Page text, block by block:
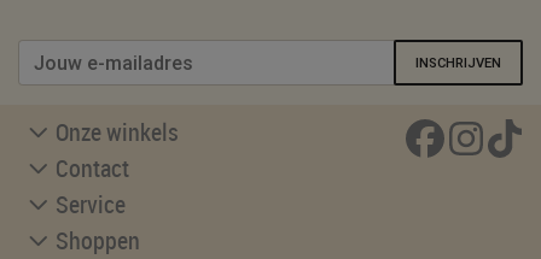
INSCHRIJVEN
Onze winkels
Contact
Service
Shoppen